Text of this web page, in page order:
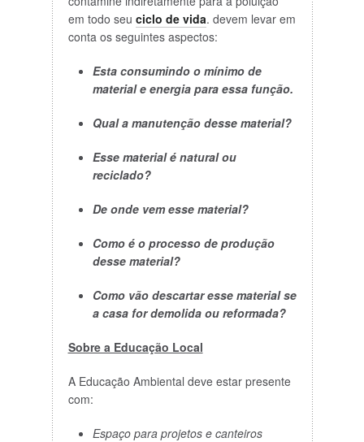
em todo seu ciclo de vida. devem levar em
conta os seguintes aspectos:
Esta consumindo o mínimo de
material e energia para essa função.
Qual a manutenção desse material?
Esse material é natural ou
reciclado?
De onde vem esse material?
Como é o processo de produção
desse material?
Como vão descartar esse material se
a casa for demolida ou reformada?
Sobre a Educação Local
A Educação Ambiental deve estar presente
com:
Espaço para projetos e canteiros